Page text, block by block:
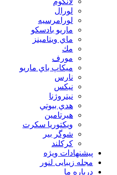
لورال
لورامرسيه
ماريو بادسكو
ماي ويتامينز
مك
مورف
ميكاپ باي ماريو
نارس
نيكس
نیتروژنا
هدي بيوتي
هیرتامین
ویکتوریا سکرت
شوگر بير
کرکلند
پیشنهادات ویژه
مجله زیبایی لنور
درباره ما